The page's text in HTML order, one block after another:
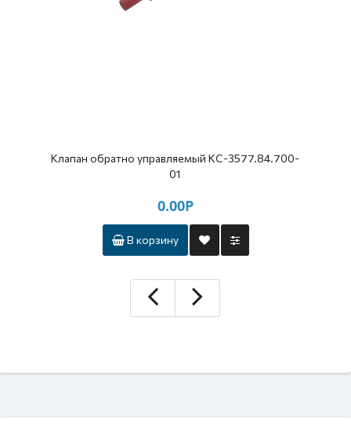
Клапан обратно управляемый КС-3577.84.700-
01
0.00Р
В корзину